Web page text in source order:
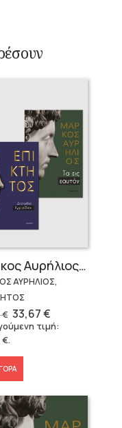
Μάρκος Αυρήλιος & Επίκτητος (Επίτομα)
ΑΥΡΗΛΙΟΣ,
€ Original
price
was:
33,67€Η
τρέχουσα
τιμή
τιμή:
€.